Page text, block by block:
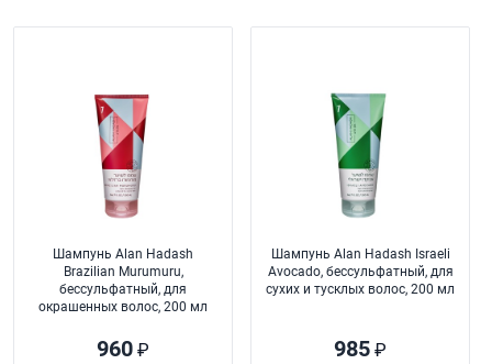
Шампунь Alan Hadash
Brazilian Murumuru,
бессульфатный, для
окрашенных волос, 200 мл
960 ₽
Шампунь Alan Hadash Israeli
Avocado, бессульфатный, для
сухих и тусклых волос, 200 мл
985 ₽